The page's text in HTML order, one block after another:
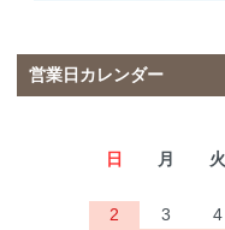
営業日カレンダー
日 月 火
2
3 4